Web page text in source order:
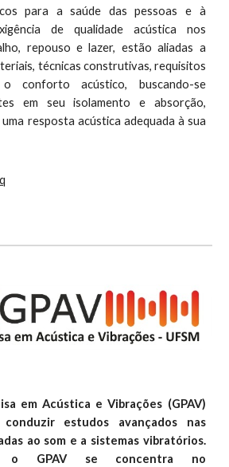
para a saúde das pessoas e à
de qualidade acústica nos
repouso e lazer, estão aliadas a
técnicas construtivas, requisitos
conforto acústico, buscando-se
em seu isolamento e absorção,
resposta acústica adequada à sua
em Acústica e Vibrações (GPAV)
estudos avançados nas
ao som e a sistemas vibratórios.
o GPAV se concentra no